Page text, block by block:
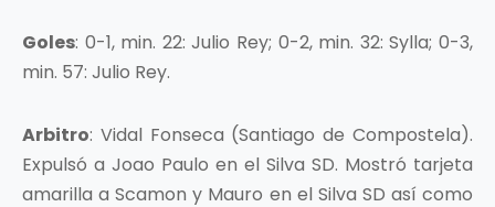
Goles: 0-1, min. 22: Julio Rey; 0-2, min. 32: Sylla; 0-3,
min. 57: Julio Rey.
Arbitro: Vidal Fonseca (Santiago de Compostela).
Expulsó a Joao Paulo en el Silva SD. Mostró tarjeta
amarilla a Scamon y Mauro en el Silva SD así como